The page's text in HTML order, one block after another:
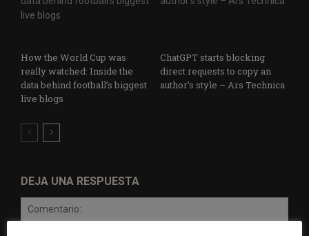
How the World Cup was
really watched: Inside the
data behind football’s biggest
live blogs
ChatGPT starts blocking
direct requests to copy an
author’s style – Ars Technica
DEJA UNA RESPUESTA